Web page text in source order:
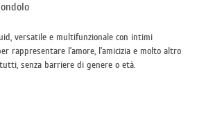
versatile e multifunzionale con intimi
rappresentare l’amore, l’amicizia e molto altro
senza barriere di genere o età.